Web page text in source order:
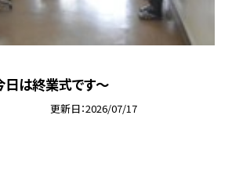
日は終業式です～
更新日 2026/07/17